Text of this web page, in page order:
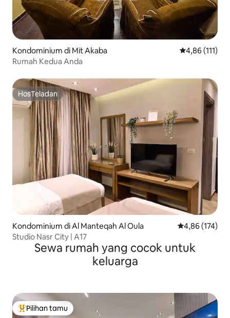
Kondominium di Mit Akaba Nilai rata-rata
4,86 (111)
Rumah Kedua Anda
HosTeladan
HosTeladan
Kondominium di Al Manteqah Al Oula Nilai rata-rata
4,86 (174)
Studio Nasr City | A17
Sewa rumah yang cocok untuk
keluarga
Pilihan tamu terpopuler
Pilihan tamu